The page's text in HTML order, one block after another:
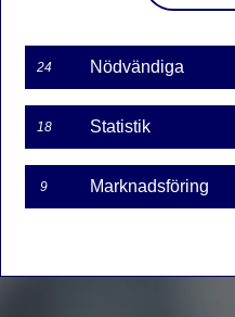
24 Nödvändiga
18 Statistik
9 Marknadsföring